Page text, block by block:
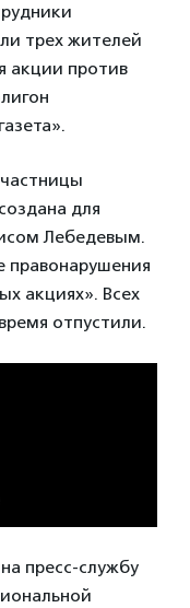
трех жителей
акции против
для
Лебедевым.
акциях». Всех
отпустили.
пресс-службу